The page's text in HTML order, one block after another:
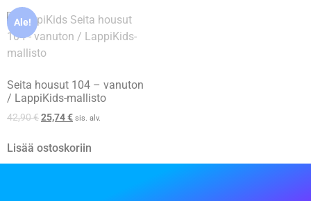
Ale!
Seita housut 104 – vanuton
/ LappiKids-mallisto
42,90€25,74€ sis. alv.
Lisää ostoskoriin